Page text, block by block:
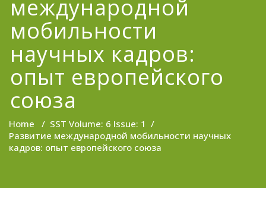
международной
мобильности
научных кадров:
опыт европейского
союза
Home / SST Volume: 6 Issue: 1 /
Развитие международной мобильности научных
кадров: опыт европейского союза